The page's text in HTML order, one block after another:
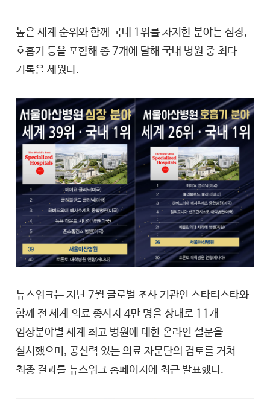
높은 세계 순위와 함께 국내 1위를 차지한 분야는 심장,
호흡기 등을 포함해 총 7개에 달해 국내 병원 중 최다
기록을 세웠다.
뉴스위크는 지난 7월 글로벌 조사 기관인 스타티스타와
함께 전 세계 의료 종사자 4만 명을 상대로 11개
임상분야별 세계 최고 병원에 대한 온라인 설문을
실시했으며, 공신력 있는 의료 자문단의 검토를 거쳐
최종 결과를 뉴스위크 홈페이지에 최근 발표했다.